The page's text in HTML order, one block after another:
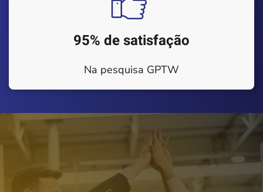
95% de satisfação
Na pesquisa GPTW